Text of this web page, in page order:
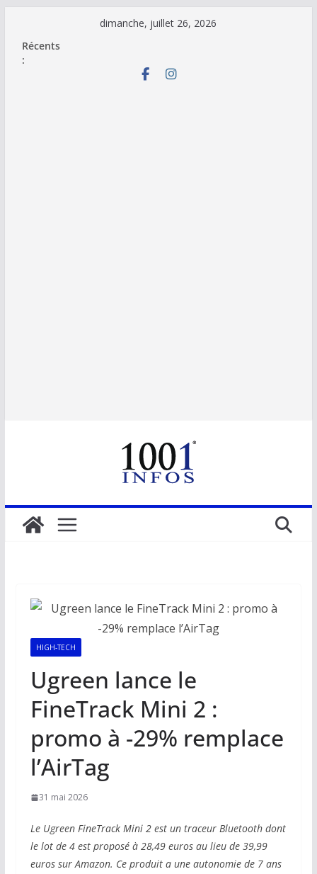
contenu
dimanche, juillet 26, 2026
Récents
:
HIGH-TECH
Ugreen lance le
FineTrack Mini 2 :
promo à -29% remplace
l’AirTag
31 mai 2026
Le Ugreen FineTrack Mini 2 est un traceur Bluetooth dont
le lot de 4 est proposé à 28,49 euros au lieu de 39,99
euros sur Amazon. Ce produit a une autonomie de 7 ans